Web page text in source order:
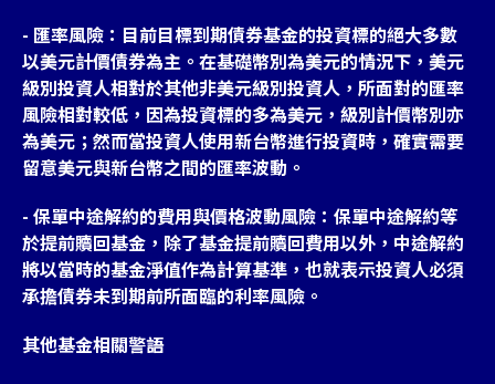
- 匯率風險：目前目標到期債券基金的投資標的絕大多數
以美元計價債券為主。在基礎幣別為美元的情況下，美元
級別投資人相對於其他非美元級別投資人，所面對的匯率
風險相對較低，因為投資標的多為美元，級別計價幣別亦
為美元；然而當投資人使用新台幣進行投資時，確實需要
留意美元與新台幣之間的匯率波動。
- 保單中途解約的費用與價格波動風險：保單中途解約等
於提前贖回基金，除了基金提前贖回費用以外，中途解約
將以當時的基金淨值作為計算基準，也就表示投資人必須
承擔債券未到期前所面臨的利率風險。
其他基金相關警語